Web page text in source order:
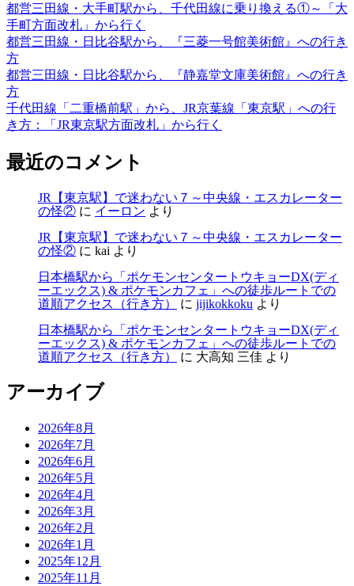
都営三田線・大手町駅から、千代田線に乗り換える①～「大
手町方面改札」から行く
都営三田線・日比谷駅から、『三菱一号館美術館』への行き
方
都営三田線・日比谷駅から、『静嘉堂文庫美術館』への行き
方
千代田線「二重橋前駅」から、JR京葉線「東京駅」への行
き方：「JR東京駅方面改札」から行く
最近のコメント
JR【東京駅】で迷わない７～中央線・エスカレーター
の怪② に イーロン より
JR【東京駅】で迷わない７～中央線・エスカレーター
の怪② に kai より
日本橋駅から「ポケモンセンタートウキョーDX(ディ
ーエックス) & ポケモンカフェ」への徒歩ルートでの
道順アクセス（行き方）
に jijikokkoku より
日本橋駅から「ポケモンセンタートウキョーDX(ディ
ーエックス) & ポケモンカフェ」への徒歩ルートでの
道順アクセス（行き方）
に 大高知 三佳 より
アーカイブ
2026年8月
2026年7月
2026年6月
2026年5月
2026年4月
2026年3月
2026年2月
2026年1月
2025年12月
2025年11月